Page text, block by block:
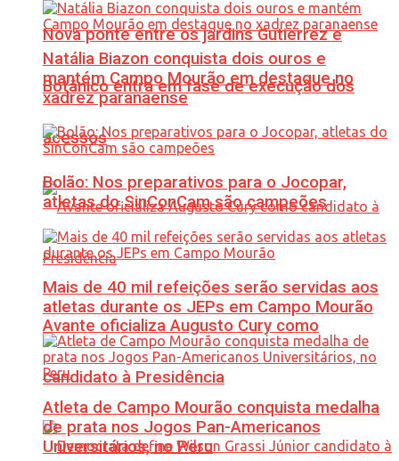
Nova ponte entre os jardins Gutierrez e
Botânico entra em fase de execução dos
acessos
Avante oficializa Augusto Cury como
candidato à Presidência
Natália Biazon conquista dois ouros e
mantém Campo Mourão em destaque no
xadrez paranaense
Bolão: Nos preparativos para o Jocopar,
atletas do SinConCam são campeões
Mais de 40 mil refeições serão servidas aos
atletas durante os JEPs em Campo Mourão
Atleta de Campo Mourão conquista medalha
de prata nos Jogos Pan-Americanos
Universitários, no Peru